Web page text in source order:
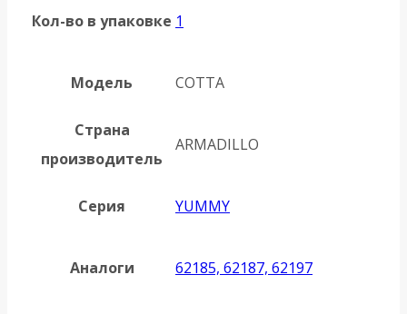
Кол-во в упаковке 1
Модель COTTA
Страна
производитель
ARMADILLO
Серия YUMMY
Аналоги 62185, 62187, 62197